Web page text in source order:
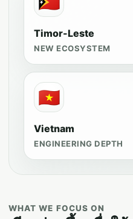
Timor-Leste
NEW ECOSYSTEM
🇻🇳
Vietnam
ENGINEERING DEPTH
WHAT WE FOCUS ON